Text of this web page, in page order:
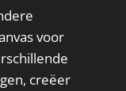
voor
creëer